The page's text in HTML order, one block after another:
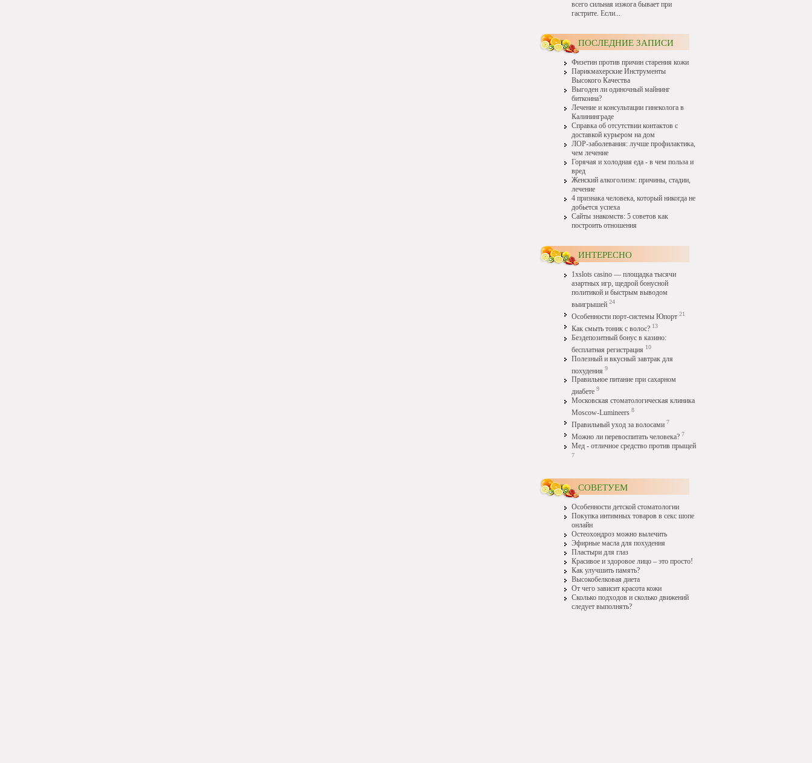
всего сильная изжога бывает при
гастрите. Если...
ПОСЛЕДНИЕ ЗАПИСИ
Физетин против причин старения кожи
Парикмахерские Инструменты
Высокого Качества
Выгоден ли одиночный майнинг
биткоина?
Лечение и консультации гинеколога в
Калининграде
Справка об отсутствии контактов с
доставкой курьером на дом
ЛОР-заболевания: лучше профилактика,
чем лечение
Горячая и холодная еда - в чем польза и
вред
Женский алкоголизм: причины, стадии,
лечение
4 признака человека, который никогда не
добьется успеха
Сайты знакомств: 5 советов как
построить отношения
ИНТЕРЕСНО
1xslots casino — площадка тысячи
азартных игр, щедрой бонусной
политикой и быстрым выводом
выигрышей 24
Особенности порт-системы Юпорт 21
Как смыть тоник с волос? 13
Бездепозитный бонус в казино:
бесплатная регистрация 10
Полезный и вкусный завтрак для
похудения 9
Правильное питание при сахарном
диабете 9
Московская стоматологическая клиника
Moscow-Lumineers 8
Правильный уход за волосами 7
Можно ли перевоспитать человека? 7
Мед - отличное средство против прыщей
7
СОВЕТУЕМ
Особенности детской стоматологии
Покупка интимных товаров в секс шопе
онлайн
Остеохондроз можно вылечить
Эфирные масла для похудения
Пластыри для глаз
Красивое и здоровое лицо – это просто!
Как улучшить память?
Высокобелковая диета
От чего зависит красота кожи
Сколько подходов и сколько движений
следует выполнять?